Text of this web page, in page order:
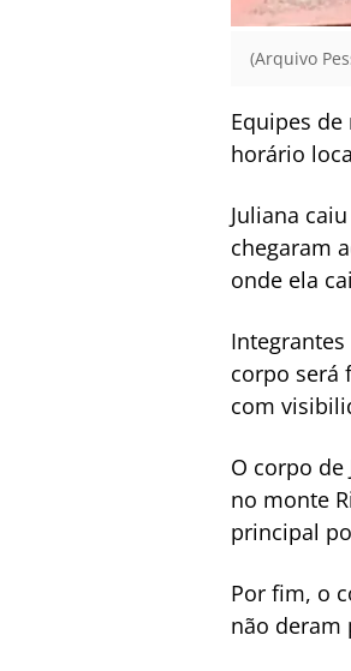
(Arquivo
Equipes
horário
Juliana
chegaram
onde ela
corpo será
com
O corpo
no monte
principal
Por fim, o
não deram